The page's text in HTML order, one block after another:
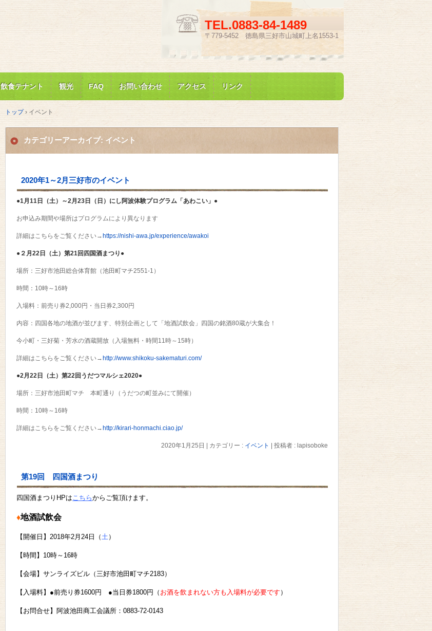
TEL.0883-84-1489
〒779-5452 徳島県三好市山城町上名1553-1
飲食テナント 観光 FAQ お問い合わせ アクセス リンク
トップ › イベント
カテゴリーアーカイブ: イベント
2020年1～2月三好市のイベント
●1月11日（土）～2月23日（日） にし阿波体験プログラム「あわこい」●
お申込み期間や場所はプログラムにより異なります
詳細はこちらをご覧ください→ https://nishi-awa.jp/experience/awakoi
●２月22日（土）第21回四国酒まつり●
場所：三好市池田総合体育館（池田町マチ2551-1）
時間：10時～16時
入場料：前売り券2,000円・当日券2,300円
内容：四国各地の地酒が並びます、特別企画として「地酒試飲会」四国の銘酒80蔵が大集合！
今小町・三好菊・芳水の酒蔵開放（入場無料・時間11時～15時）
詳細はこちらをご覧ください→ http://www.shikoku-sakematuri.com/
●2月22日（土）第22回うだつマルシェ2020●
場所：三好市池田町マチ 本町通り（うだつの町並みにて開催）
時間：10時～16時
詳細はこちらをご覧ください→ http://kirari-honmachi.ciao.jp/
2020年1月25日 カテゴリー : イベント 投稿者 : lapisoboke
第19回 四国酒まつり
四国酒まつりHPはこちらからご覧頂けます。
♦地酒試飲会
【開催日】2018年2月24日（土）
【時間】 10時～16時
【会場】サンライズビル（三好市池田町マチ2183）
【入場料】 ●前売り券1600円 ●当日券1800円 （ お酒を飲まれない方も入場料が必要です ）
【お問合せ】阿波池田商工会議所：0883-72-0143